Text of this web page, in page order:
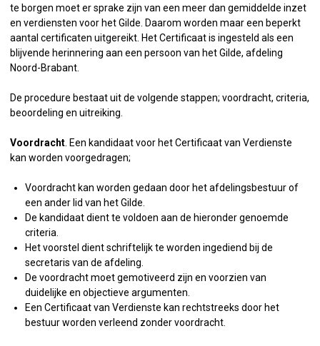
te borgen moet er sprake zijn van een meer dan gemiddelde inzet
en verdiensten voor het Gilde. Daarom worden maar een beperkt
aantal certificaten uitgereikt. Het Certificaat is ingesteld als een
blijvende herinnering aan een persoon van het Gilde, afdeling
Noord-Brabant.
De procedure bestaat uit de volgende stappen; voordracht, criteria,
beoordeling en uitreiking.
Voordracht. Een kandidaat voor het Certificaat van Verdienste
kan worden voorgedragen;
Voordracht kan worden gedaan door het afdelingsbestuur of
een ander lid van het Gilde.
De kandidaat dient te voldoen aan de hieronder genoemde
criteria.
Het voorstel dient schriftelijk te worden ingediend bij de
secretaris van de afdeling.
De voordracht moet gemotiveerd zijn en voorzien van
duidelijke en objectieve argumenten.
Een Certificaat van Verdienste kan rechtstreeks door het
bestuur worden verleend zonder voordracht.